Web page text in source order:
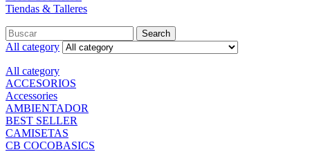
Tiendas & Talleres
Search
All category
All category
ACCESORIOS
Accessories
AMBIENTADOR
BEST SELLER
CAMISETAS
CB COCOBASICS